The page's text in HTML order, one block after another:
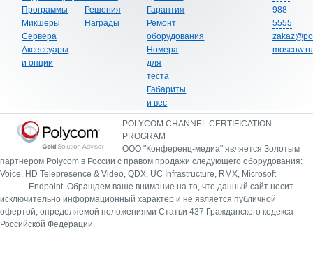
Программы
Микшеры
Сервера
Аксессуары
и опции
Решения
Награды
Гарантия
Ремонт
оборудования
Номера
для
теста
Габариты
и вес
988-
5555
moscow.ru
POLYCOM CHANNEL CERTIFICATION
PROGRAM
ООО "Конференц-медиа" является Золотым
партнером Polycom в России с правом продажи следующего оборудования:
Voice, HD Telepresence & Video, QDX, UC Infrastructure, RMX, Microsoft
Endpoint. Обращаем ваше внимание на то, что данный сайт носит
исключительно информационный характер и не является публичной
офертой, определяемой положениями Статьи 437 Гражданского кодекса
Российской Федерации.